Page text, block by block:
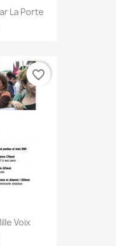
La Porte
Voix
favorite_border